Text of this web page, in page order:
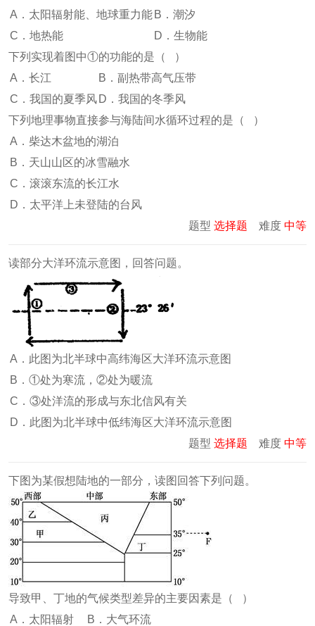
A．太阳辐射能、地球重力能 B．潮汐
C．地热能
D．生物能
下列实现着图中①的功能的是（ ）
A．长江
B．副热带高气压带
C．我国的夏季风 D．我国的冬季风
下列地理事物直接参与海陆间水循环过程的是（ ）
A．柴达木盆地的湖泊
B．天山山区的冰雪融水
C．滚滚东流的长江水
D．太平洋上未登陆的台风
题型 选择题 难度 中等
读部分大洋环流示意图，回答问题。
A．此图为北半球中高纬海区大洋环流示意图
B．①处为寒流，②处为暖流
C．③处洋流的形成与东北信风有关
D．此图为北半球中低纬海区大洋环流示意图
题型 选择题 难度 中等
下图为某假想陆地的一部分，读图回答下列问题。
导致甲、丁地的气候类型差异的主要因素是（ ）
A．太阳辐射
B．大气环流